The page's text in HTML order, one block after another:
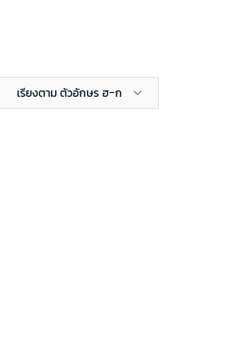
เรียงตาม ตัวอักษร ฮ-ก